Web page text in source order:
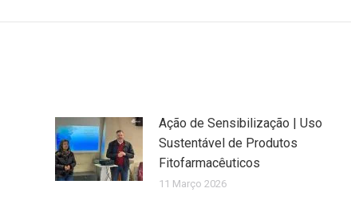
Ação de Sensibilização | Uso
Sustentável de Produtos
Fitofarmacêuticos
11 Março 2026